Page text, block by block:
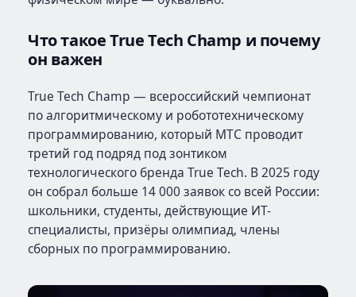
Что такое True Tech Champ и почему
он важен
True Tech Champ — всероссийский чемпионат
по алгоритмическому и робототехническому
программированию, который МТС проводит
третий год подряд под зонтиком
технологического бренда True Tech. В 2025 году
он собрал больше 14 000 заявок со всей России:
школьники, студенты, действующие ИТ-
специалисты, призёры олимпиад, члены
сборных по программированию.